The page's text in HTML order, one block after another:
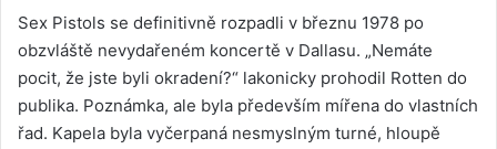
Sex Pistols se definitivně rozpadli v březnu 1978 po
obzvláště nevydařeném koncertě v Dallasu. „Nemáte
pocit, že jste byli okradení?“ lakonicky prohodil Rotten do
publika. Poznámka, ale byla především mířena do vlastních
řad. Kapela byla vyčerpaná nesmyslným turné, hloupě